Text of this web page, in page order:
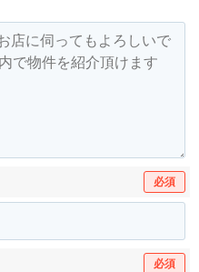
必須
必須